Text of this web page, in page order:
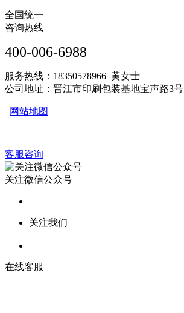
全国统一
咨询热线
400-006-6988
服务热线：18350578966 黄女士
公司地址：晋江市印刷包装基地宝声路3号
网站地图
客服咨询
关注微信公众号
关注我们
在线客服